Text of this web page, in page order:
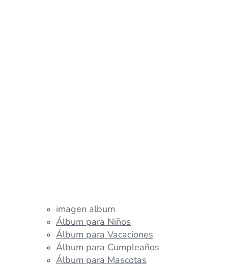
imagen album
Álbum para Niños
Álbum para Vacaciones
Álbum para Cumpleaños
Álbum para Mascotas